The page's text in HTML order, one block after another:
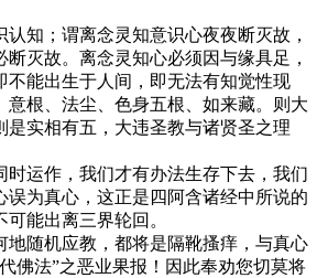
知；谓离念灵知意识心夜夜断灭故，
灭故。离念灵知心必须因与缘具足，
能出生于人间，即无法有知觉性现
根、法尘、色身五根、如来藏。则大
实相有五，大违圣教与诸贤圣之理
运作，我们才有办法生存下去，我们
为真心，这正是四阿含诸经中所说的
能出离三界轮回。
随机应教，都将是隔靴搔痒，与真心
佛法”之恶业果报！因此奉劝您切莫将